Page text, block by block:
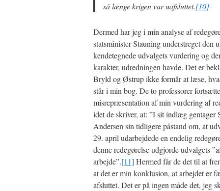
så længe krigen var uafsluttet.[10]
Dermed har jeg i min analyse af
statsminister Stauning understreget den
kendetegnede udvalgets vurdering og
karakter, udredningen havde. Det er
Bryld og Østrup ikke formår at læse,
står i min bog. De to professorer
misrepræsentation af min vurdering af
idet de skriver, at: ”I sit indlæg gentager
Andersen sin tidligere påstand om, at
29. april udarbejdede en endelig
denne redegørelse udgjorde udvalgets
arbejde”.[11] Hermed får de det til at
at det er min konklusion, at arbejdet er
afsluttet. Det er på ingen måde det, jeg